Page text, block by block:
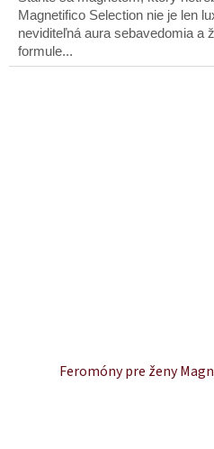
5
hviezdičiek.
Magnetifico Selection nie je len
neviditeľná aura sebavedomia a
formule...
Feromóny pre ženy